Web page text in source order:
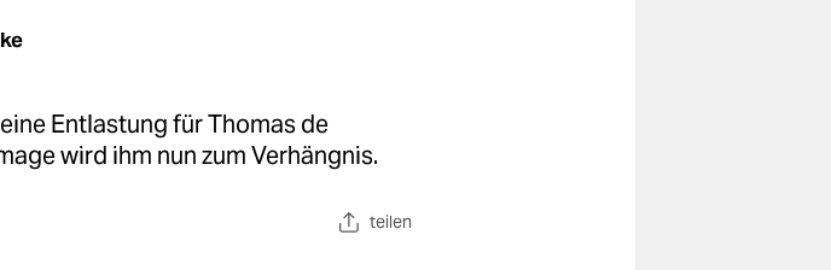
Entlastung für Thomas de
wird ihm nun zum Verhängnis.
teilen